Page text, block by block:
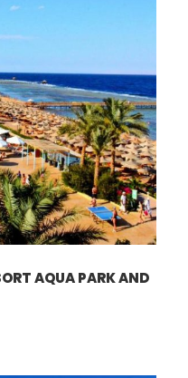
AQUA PARK AND